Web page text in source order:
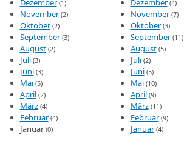
Dezember (1)
November (2)
Oktober (2)
September (3)
August (2)
Juli (3)
Juni (3)
Mai (5)
April (2)
März (4)
Februar (4)
Januar (0)
Dezember (4)
November (7)
Oktober (3)
September (11)
August (5)
Juli (2)
Juni (5)
Mai (10)
April (9)
März (11)
Februar (9)
Januar (4)